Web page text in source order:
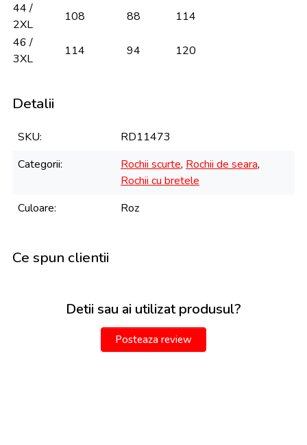
44 /
2XL
108 88
114
46 /
3XL
114 94 120
Detalii
SKU
RD11473
Categorii
Rochii scurte, Rochii de seara,
Rochii cu bretele
Culoare
Roz
Ce spun clientii
Detii sau ai utilizat produsul?
Posteaza review